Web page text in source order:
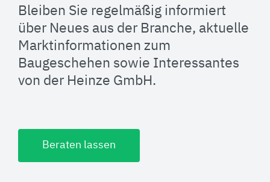
Bleiben Sie regelmäßig informiert
über Neues aus der Branche, aktuelle
Marktinformationen zum
Baugeschehen sowie Interessantes
von der Heinze GmbH.
Beraten lassen